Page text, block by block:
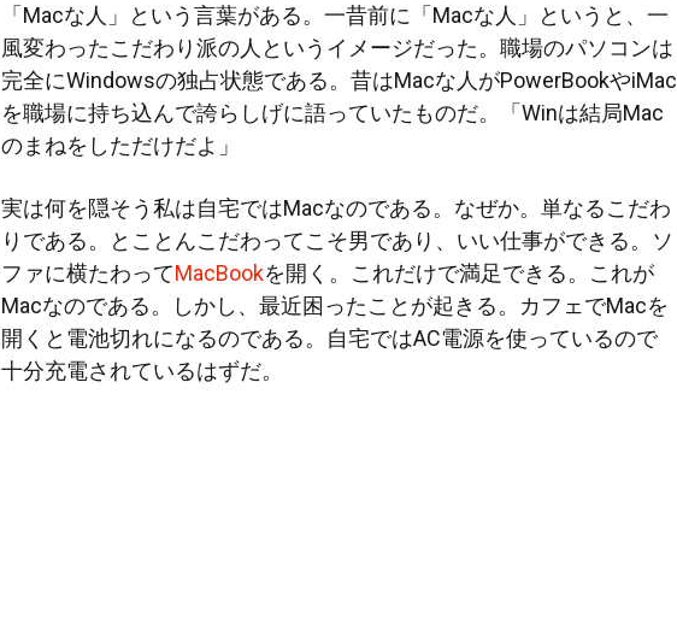
「Macな人」という言葉がある。一昔前に「Macな人」というと、一
風変わったこだわり派の人というイメージだった。職場のパソコンは
完全にWindowsの独占状態である。昔はMacな人がPowerBookやiMac
を職場に持ち込んで誇らしげに語っていたものだ。「Winは結局Mac
のまねをしただけだよ」
実は何を隠そう私は自宅ではMacなのである。なぜか。単なるこだわ
りである。とことんこだわってこそ男であり、いい仕事ができる。ソ
ファに横たわってMacBookを開く。これだけで満足できる。これが
Macなのである。しかし、最近困ったことが起きる。カフェでMacを
開くと電池切れになるのである。自宅ではAC電源を使っているので
十分充電されているはずだ。